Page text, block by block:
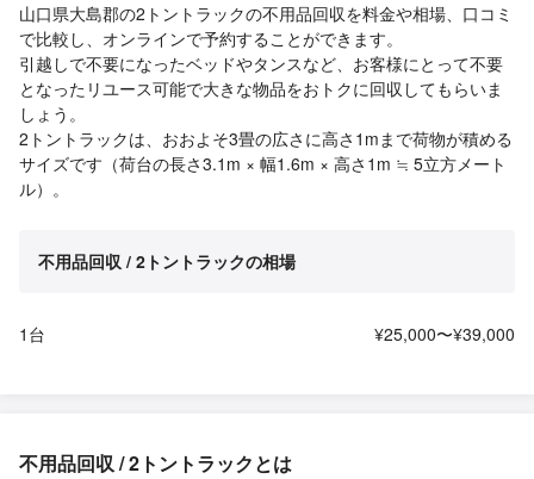
山口県大島郡の2トントラックの不用品回収を料金や相場、口コミ
で比較し、オンラインで予約することができます。
引越しで不要になったベッドやタンスなど、お客様にとって不要
となったリユース可能で大きな物品をおトクに回収してもらいま
しょう。
2トントラックは、おおよそ3畳の広さに高さ1mまで荷物が積める
サイズです（荷台の長さ3.1m × 幅1.6m × 高さ1m ≒ 5立方メート
ル）。
不用品回収 / 2トントラックの相場
1台 ¥25,000〜¥39,000
不用品回収 / 2トントラックとは